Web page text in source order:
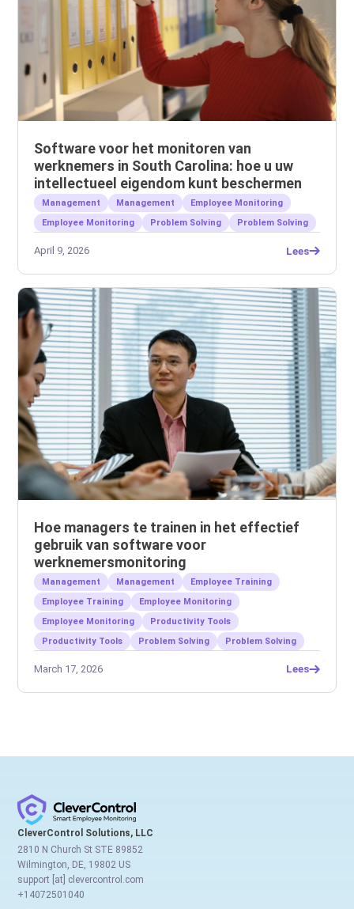
Software voor het monitoren van
werknemers in South Carolina: hoe u uw
intellectueel eigendom kunt beschermen
Management Management
Employee Monitoring
Employee Monitoring
Problem Solving Problem Solving
April 9, 2026 Lees
Hoe managers te trainen in het effectief
gebruik van software voor
werknemersmonitoring
Management Management
Employee Training
Employee Training
Employee Monitoring
Employee Monitoring
Productivity Tools
Productivity Tools
Problem Solving Problem Solving
March 17, 2026 Lees
CleverControl Solutions, LLC
2810 N Church St STE 89852
Wilmington, DE, 19802 US
support [at] clevercontrol.com
+14072501040